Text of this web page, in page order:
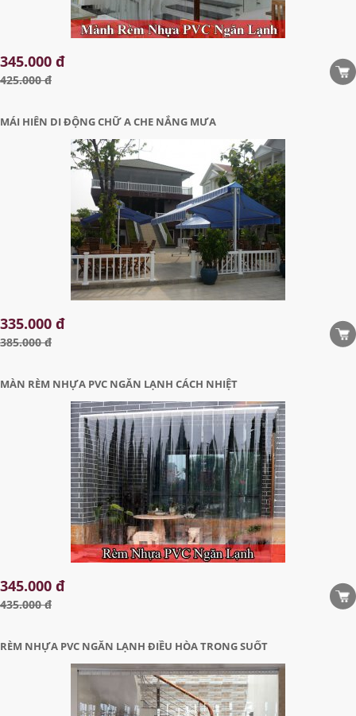
345.000 đ
425.000 đ
MÁI HIÊN DI ĐỘNG CHỮ A CHE NẮNG MƯA
335.000 đ
385.000 đ
MÀN RÈM NHỰA PVC NGĂN LẠNH CÁCH NHIỆT
345.000 đ
435.000 đ
RÈM NHỰA PVC NGĂN LẠNH ĐIỀU HÒA TRONG SUỐT